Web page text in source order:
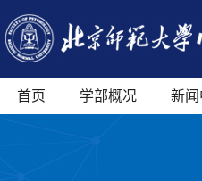
首页 学部概况 新